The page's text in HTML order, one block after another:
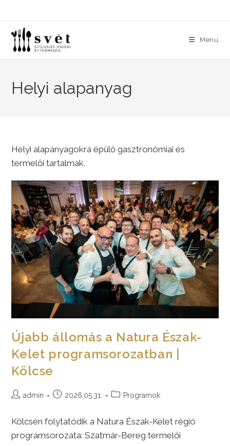
content
Menu
Helyi alapanyag
Helyi alapanyagokra épülő gasztronómiai és
termelői tartalmak.
Újabb állomás a Natura Észak-
Kelet programsorozatban |
Kölcse
Postadmin
Post2026.05.31.
PostProgramok
Kölcsén folytatódik a Natura Észak-Kelet régió
programsorozata: Szatmár-Bereg termelői